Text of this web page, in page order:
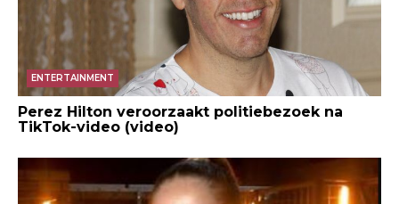
ENTERTAINMENT
Perez Hilton veroorzaakt politiebezoek na
TikTok-video (video)